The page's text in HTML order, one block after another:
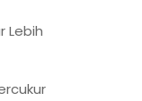
Lebih